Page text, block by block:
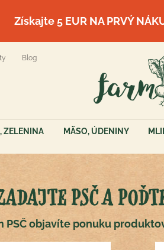
Získajte 5 EUR NA PRVÝ
Blog
ZELENINA MÄSO, ÚDENINY
PSČ A
PSČ objavíte ponuku